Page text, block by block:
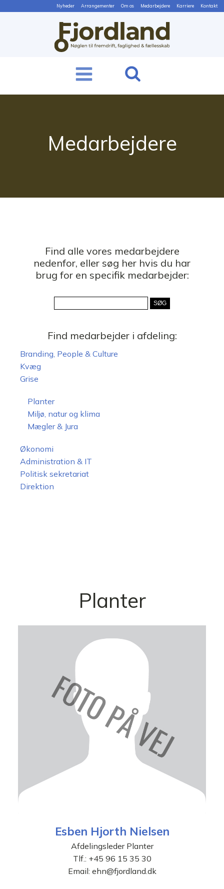
Nyheder Arrangementer Om os Medarbejdere Karriere Kontakt
Medarbejdere
Find alle vores medarbejdere
nedenfor, eller søg her hvis du har
brug for en specifik medarbejder:
Find medarbejder i afdeling:
Branding, People & Culture
Kvæg
Grise
Planter
Miljø, natur og klima
Mægler & Jura
Økonomi
Administration & IT
Politisk sekretariat
Direktion
Planter
Esben Hjorth Nielsen
Afdelingsleder Planter
Tlf.: +45 96 15 35 30
Email: ehn@fjordland.dk